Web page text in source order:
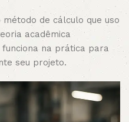
de cálculo que uso
acadêmica
funciona na prática para
seu projeto.